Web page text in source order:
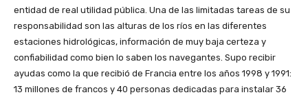
entidad de real utilidad pública. Una de las limitadas tareas de su
responsabilidad son las alturas de los ríos en las diferentes
estaciones hidrológicas, información de muy baja certeza y
confiabilidad como bien lo saben los navegantes. Supo recibir
ayudas como la que recibió de Francia entre los años 1998 y 1991:
13 millones de francos y 40 personas dedicadas para instalar 36